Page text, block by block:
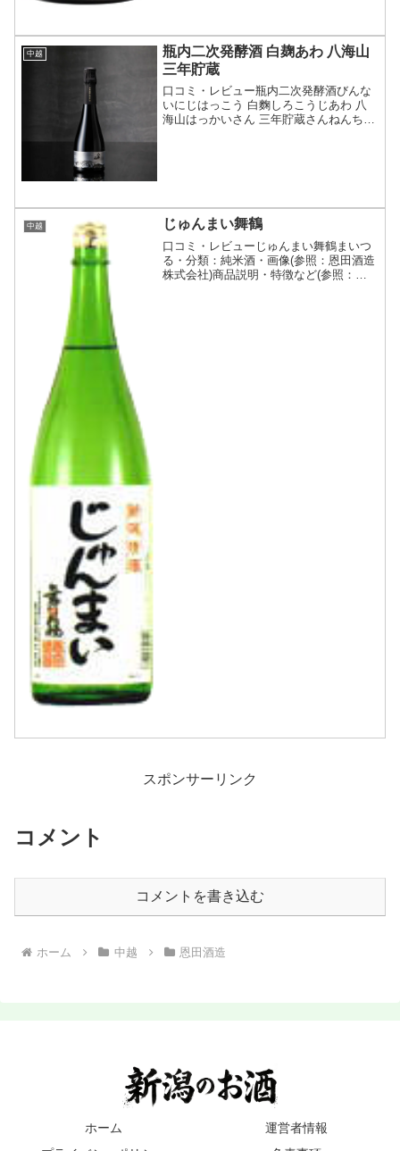
中越
瓶内二次発酵酒 白麹あわ 八海山
三年貯蔵
口コミ・レビュー瓶内二次発酵酒びんな
いにじはっこう 白麴しろこうじあわ 八
海山はっかいさん 三年貯蔵さんねんちょ
中越 じゅんまい舞鶴
口コミ・レビューじゅんまい舞鶴まいつ
る・分類：純米酒・画像(参照：恩田酒造
株式会社)商品説明・特徴など(参照：恩
スポンサーリンク
コメント
コメントを書き込む
ホーム 中越 恩田酒造
ホーム
運営者情報